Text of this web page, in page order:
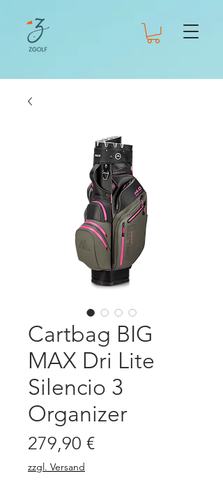
Cartbag BIG
MAX Dri Lite
Silencio 3
Organizer
279,90 €Preis
zzgl. Versand